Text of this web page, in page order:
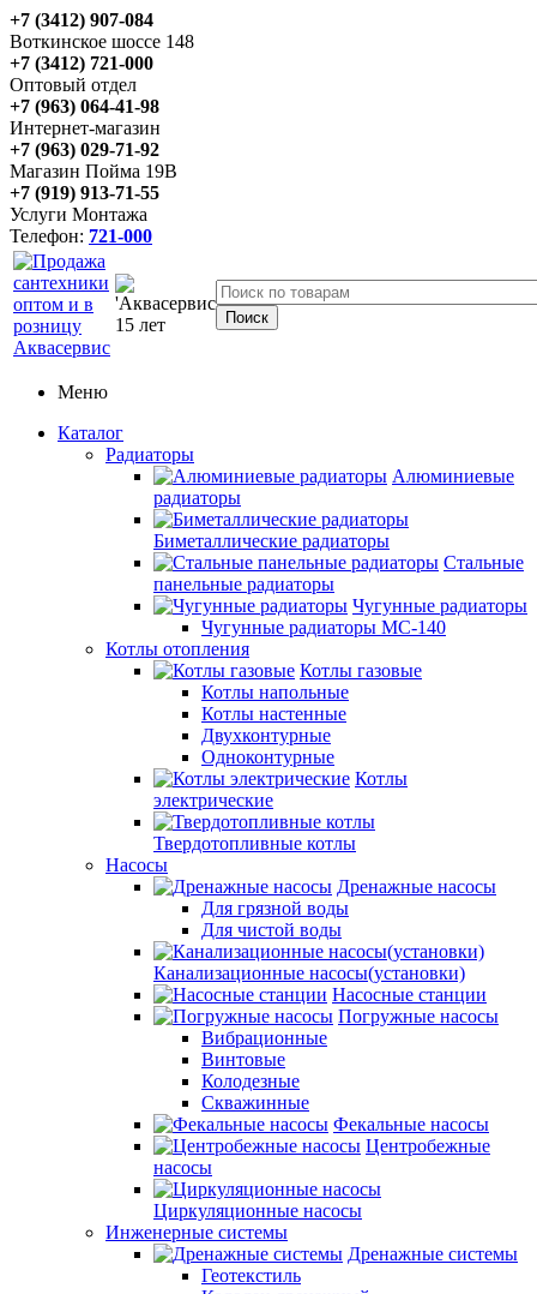
+7 (3412) 907-084
Воткинское шоссе 148
+7 (3412) 721-000
Оптовый отдел
+7 (963) 064-41-98
Интернет-магазин
+7 (963) 029-71-92
Магазин Пойма 19В
+7 (919) 913-71-55
Услуги Монтажа
Телефон: 721-000
Меню
Каталог
Радиаторы
Алюминиевые
радиаторы
Биметаллические радиаторы
Стальные
панельные радиаторы
Чугунные радиаторы
Чугунные радиаторы МС-140
Котлы отопления
Котлы газовые
Котлы напольные
Котлы настенные
Двухконтурные
Одноконтурные
Котлы
электрические
Твердотопливные котлы
Насосы
Дренажные насосы
Для грязной воды
Для чистой воды
Канализационные насосы(установки)
Насосные станции
Погружные насосы
Вибрационные
Винтовые
Колодезные
Скважинные
Фекальные насосы
Центробежные
насосы
Циркуляционные насосы
Инженерные системы
Дренажные системы
Геотекстиль